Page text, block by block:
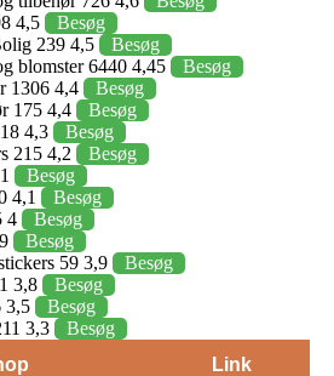
4,5
Besøg
239 4,5
Besøg
blomster 6440 4,45
Besøg
1306 4,4
Besøg
175 4,4
Besøg
4,3
Besøg
215 4,2
Besøg
Besøg
4,1
Besøg
4
Besøg
Besøg
59 3,9
Besøg
3,8
Besøg
3,5
Besøg
3,3
Besøg
Link